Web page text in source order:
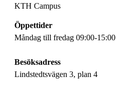
KTH Campus
Öppettider
Måndag till fredag 09:00-15:00
Besöksadress
Lindstedtsvägen 3, plan 4